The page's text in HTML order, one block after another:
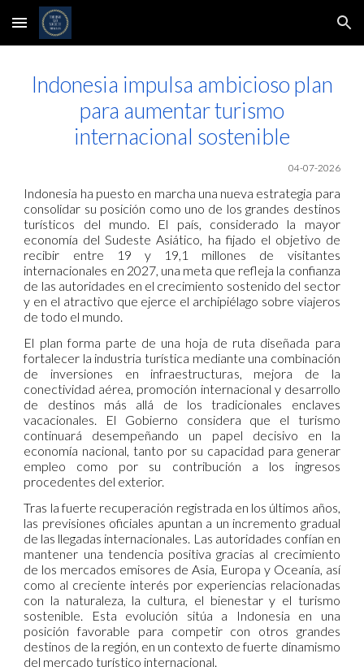
Skip to main content Skip to navigation
Indonesia impulsa ambicioso plan
para aumentar turismo
internacional sostenible
04-07-2026
Indonesia ha puesto en marcha una nueva estrategia para
consolidar su posición como uno de los grandes destinos
turísticos del mundo. El país, considerado la mayor
economía del Sudeste Asiático, ha fijado el objetivo de
recibir entre 19 y 19,1 millones de visitantes
internacionales en 2027, una meta que refleja la confianza
de las autoridades en el crecimiento sostenido del sector
y en el atractivo que ejerce el archipiélago sobre viajeros
de todo el mundo.
El plan forma parte de una hoja de ruta diseñada para
fortalecer la industria turística mediante una combinación
de inversiones en infraestructuras, mejora de la
conectividad aérea, promoción internacional y desarrollo
de destinos más allá de los tradicionales enclaves
vacacionales. El Gobierno considera que el turismo
continuará desempeñando un papel decisivo en la
economía nacional, tanto por su capacidad para generar
empleo como por su contribución a los ingresos
procedentes del exterior.
Tras la fuerte recuperación registrada en los últimos años,
las previsiones oficiales apuntan a un incremento gradual
de las llegadas internacionales. Las autoridades confían en
mantener una tendencia positiva gracias al crecimiento
de los mercados emisores de Asia, Europa y Oceanía, así
como al creciente interés por experiencias relacionadas
con la naturaleza, la cultura, el bienestar y el turismo
sostenible. Esta evolución sitúa a Indonesia en una
posición favorable para competir con otros grandes
destinos de la región, en un contexto de fuerte dinamismo
del mercado turístico internacional.